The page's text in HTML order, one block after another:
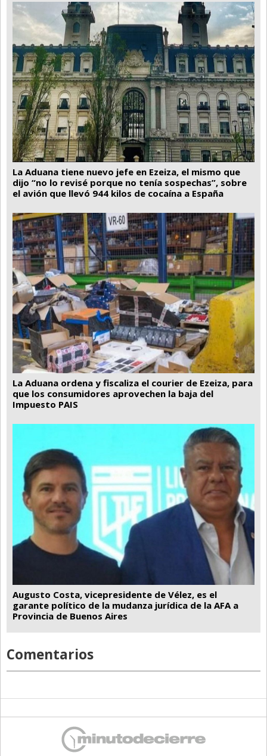
La Aduana tiene nuevo jefe en Ezeiza, el mismo que
dijo “no lo revisé porque no tenía sospechas”, sobre
el avión que llevó 944 kilos de cocaína a España
La Aduana ordena y fiscaliza el courier de Ezeiza, para
que los consumidores aprovechen la baja del
Impuesto PAIS
Augusto Costa, vicepresidente de Vélez, es el
garante político de la mudanza jurídica de la AFA a
Provincia de Buenos Aires
Comentarios